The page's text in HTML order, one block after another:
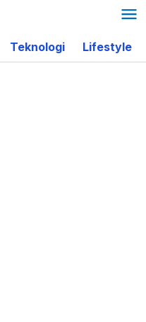
Teknologi Lifestyle